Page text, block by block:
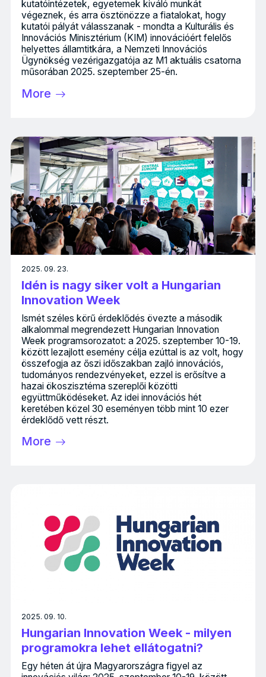
kutatóintézetek, egyetemek kiváló munkát
végeznek, és arra ösztönözze a fiatalokat, hogy
kutatói pályát válasszanak - mondta a Kulturális és
Innovációs Minisztérium (KIM) innovációért felelős
helyettes államtitkára, a Nemzeti Innovációs
Ügynökség vezérigazgatója az M1 aktuális csatorna
műsorában 2025. szeptember 25-én.
More
2025. 09. 23.
Idén is nagy siker volt a Hungarian
Innovation Week
Ismét széles körű érdeklődés övezte a második
alkalommal megrendezett Hungarian Innovation
Week programsorozatot: a 2025. szeptember 10-19.
között lezajlott esemény célja ezúttal is az volt, hogy
összefogja az őszi időszakban zajló innovációs,
tudományos rendezvényeket, ezzel is erősítve a
hazai ökoszisztéma szereplői közötti
együttműködéseket. Az idei innovációs hét
keretében közel 30 eseményen több mint 10 ezer
érdeklődő vett részt.
More
2025. 09. 10.
Hungarian Innovation Week - milyen
programokra lehet ellátogatni?
Egy héten át újra Magyarországra figyel az